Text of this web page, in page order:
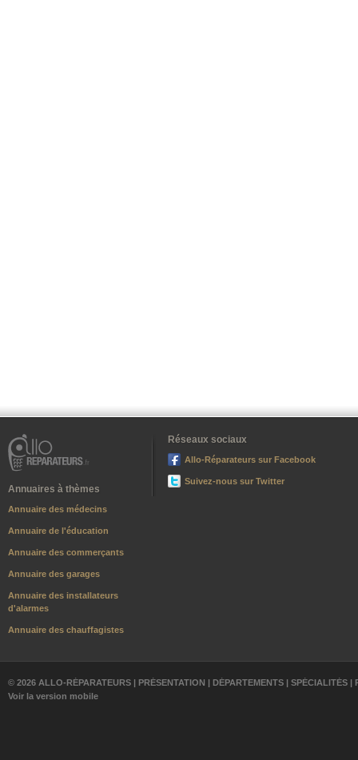
Annuaires à thèmes
Annuaire des médecins
Annuaire de l'éducation
Annuaire des commerçants
Annuaire des garages
Annuaire des installateurs
d'alarmes
Annuaire des chauffagistes
Réseaux sociaux
Allo-Réparateurs sur Facebook
Suivez-nous sur Twitter
© 2026 ALLO-RÉPARATEURS | PRÉSENTATION | DÉPARTEMENTS | SPÉCIALITÉS |
Voir la version mobile